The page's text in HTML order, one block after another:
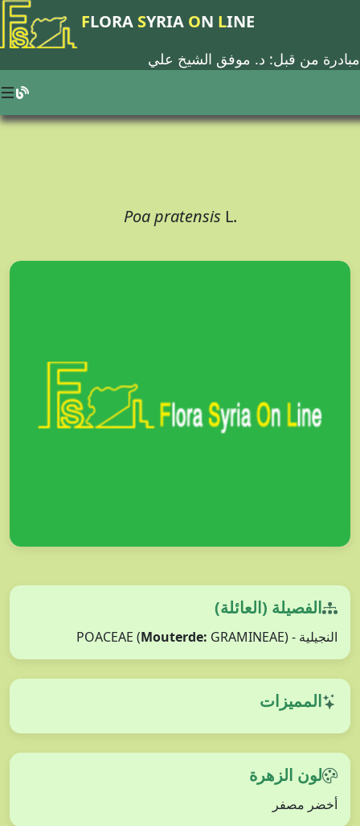
FLORA SYRIA ON LINE
مبادرة من قبل: د. موفق الشيخ علي
Poa pratensis L.
الفصيلة (العائلة)
النجيلية - POACEAE ( Mouterde: GRAMINEAE)
المميزات
لون الزهرة
أخضر مصفر